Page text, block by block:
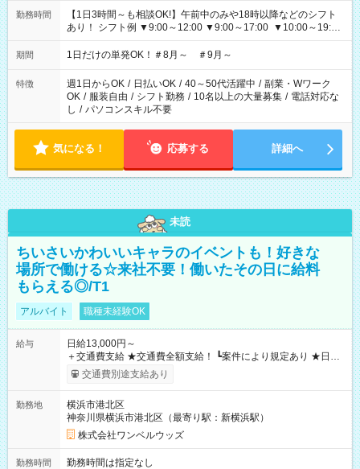
勤務時間
【1日3時間～も相談OK!】午前中のみや18時以降などのシフト
あり！ シフト例 ▼9:00～12:00 ▼9:00～17:00 ▼10:00～19:00
▼18:00～21:00
期間 1日だけの単発OK！＃8月～ ＃9月～
特徴 週1日からOK / 日払いOK / 40～50代活躍中 / 副業・Wワーク
OK / 服装自由 / シフト勤務 / 10名以上の大量募集 / 電話対応な
し / パソコンスキル不要
気になる！ 応募する 詳細へ
未読
ちいさいかわいいキャラのイベントも！好きな
場所で働ける☆来社不要！働いたその日に給料
もらえる◎/T1
アルバイト 職種未経験OK
給与
日給13,000円～
＋交通費支給 ★交通費全額支給！ ┗案件により規定あり ★日払
いOK！（規定あり） ┗働いたその日に現金GET♪ お仕事後はコ
ンビニATMから 日払い分を引き落とせます！ 【試用期間】試
交通費別途支給あり
勤務地
横浜市港北区
神奈川県横浜市港北区（最寄り駅：新横浜駅）
株式会社ワンベルウッズ
勤務時間
勤務時間は指定なし